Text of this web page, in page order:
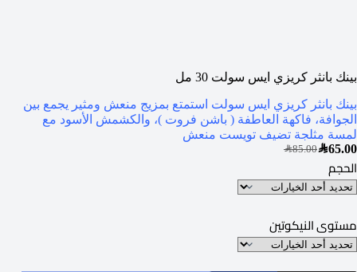
بينك بانثر كريزي ايس سولت 30 مل
بينك بانثر كريزي ايس سولت استمتع بمزيج منعش ومثير يجمع بين
الجوافة، فاكهة العاطفة ( باشن فروت )، والكشمش الأسود مع
لمسة مثلجة تضيف تويست منعش
SAR85.00SAR65.00
الحجم
مستوى النيكوتين